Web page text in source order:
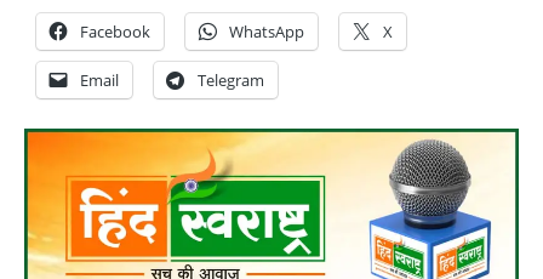
Facebook WhatsApp X
Email Telegram